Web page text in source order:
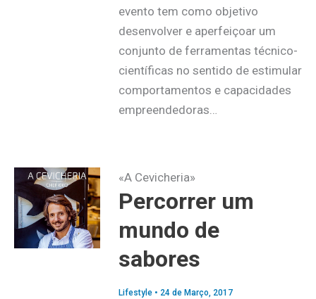
evento tem como objetivo
desenvolver e aperfeiçoar um
conjunto de ferramentas técnico-
científicas no sentido de estimular
comportamentos e capacidades
empreendedoras…
«A Cevicheria»
Percorrer um
mundo de
sabores
Lifestyle• 24 de Março, 2017